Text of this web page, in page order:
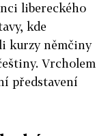
libereckého
kde
kurzy němčiny
Vrcholem
představení